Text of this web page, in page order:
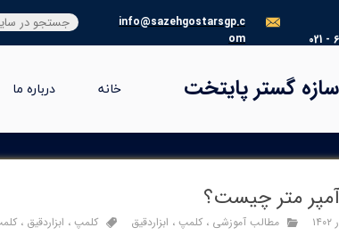
021 -
info@sazehgostarsgp.c
om
سازه گستر پایتخت خانه درباره ما
متر چیست؟
مطالب آموزشی ، کلمپ ، ابزاردقیق کلمپ ، ابزاردقیق ،